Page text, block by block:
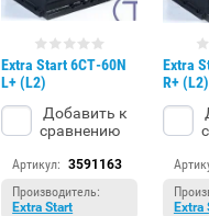
Extra Start 6СТ-60N
L+ (L2)
Добавить к
сравнению
Артикул: 3591163
Производитель:
Extra Start
Extra
R+ (L2)
Extra